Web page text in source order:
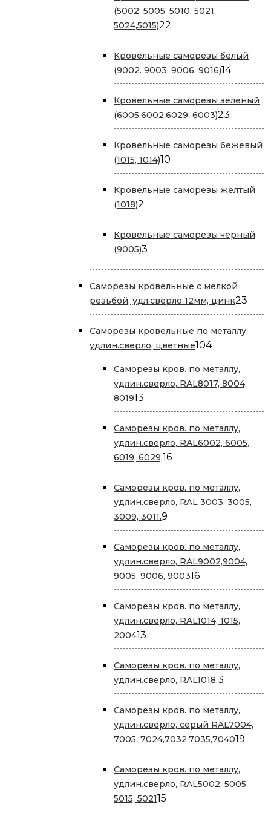
(5002. 5005. 5010. 5021.
5024,5015)22
товара
Кровельные саморезы белый
(9002. 9003. 9006. 9016)1414
товаров
Кровельные саморезы зеленый
(6005,6002,6029, 6003)23
товара
Кровельные саморезы бежевый
(1015, 1014)10
товаров
Кровельные саморезы желтый
(1018)2
товара
Кровельные саморезы черный
(9005)3
товара
Саморезы кровельные с мелкой
резьбой, удл.сверло 12мм, цинк23
Саморезы кровельные по металлу,
удлин.сверло, цветные104104
Саморезы кров. по металлу,
удлин.сверло, RAL8017, 8004,
801913
товаров
Саморезы кров. по металлу,
удлин.сверло, RAL6002, 6005,
6019, 6029,1616
товаров
Саморезы кров. по металлу,
удлин.сверло, RAL 3003, 3005,
3009, 3011.9
товаров
Саморезы кров. по металлу,
удлин.сверло, RAL9002,9004,
9005, 9006, 90031616
товаров
Саморезы кров. по металлу,
удлин.сверло, RAL1014, 1015,
200413
товаров
Саморезы кров. по металлу,
удлин.сверло, RAL1018,3
товара
Саморезы кров. по металлу,
удлин.сверло, серый RAL7004,
7005, 7024,7032,7035,704019
Саморезы кров. по металлу,
удлин.сверло, RAL5002, 5005,
5015, 502115